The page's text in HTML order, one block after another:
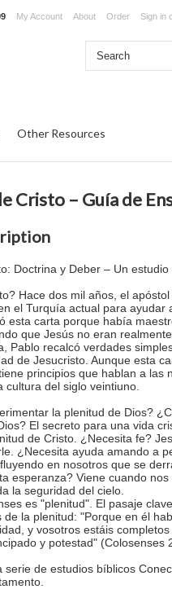
My Account About Order Sign in
Other Resources
Cristo – Guía de
Doctrina y Deber – Un
Hace dos mil años, el
el Turquía actual para ayudar
esta carta porque había
que Jesús no eran
Pablo recalcó verdades
de Jesucristo. Aunque esta
principios que hablan a las
cultura del siglo veintiuno.
la plenitud de Dios?
El secreto para una vida
de Cristo. ¿Necesita fe?
¿Necesita ayuda amando a
en nosotros que se
esperanza? Viene cuando
la seguridad del cielo.
es "plenitud". El pasaje
de la plenitud: "Porque en él
y vosotros estáis
y potestad" (Colosenses
serie de estudios bíblicos